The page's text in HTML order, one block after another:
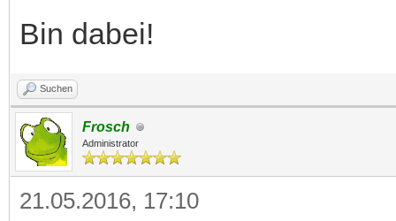
Bin dabei!
Suchen
Frosch
Administrator
21.05.2016, 17:10